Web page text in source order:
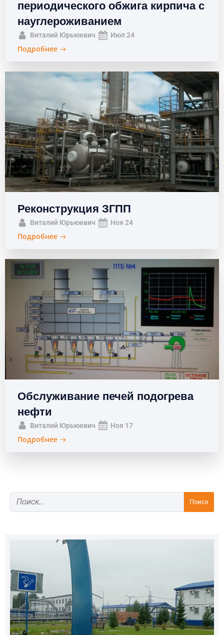
периодического обжига кирпича с
науглероживанием
Виталий Юрьюевич Июл 24
Подробнее
Реконструкция ЗГПП
Виталий Юрьюевич Ноя 24
Подробнее
Обслуживание печей подогрева
нефти
Виталий Юрьюевич Ноя 17
Подробнее
Поиск